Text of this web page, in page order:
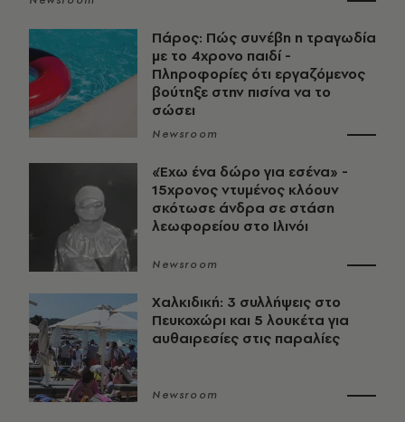
Πάρος: Πώς συνέβη η τραγωδία
με το 4χρονο παιδί -
Πληροφορίες ότι εργαζόμενος
βούτηξε στην πισίνα να το
σώσει
Newsroom
«Έχω ένα δώρο για εσένα» -
15χρονος ντυμένος κλόουν
σκότωσε άνδρα σε στάση
λεωφορείου στο Ιλινόι
Newsroom
Χαλκιδική: 3 συλλήψεις στο
Πευκοχώρι και 5 λουκέτα για
αυθαιρεσίες στις παραλίες
Newsroom